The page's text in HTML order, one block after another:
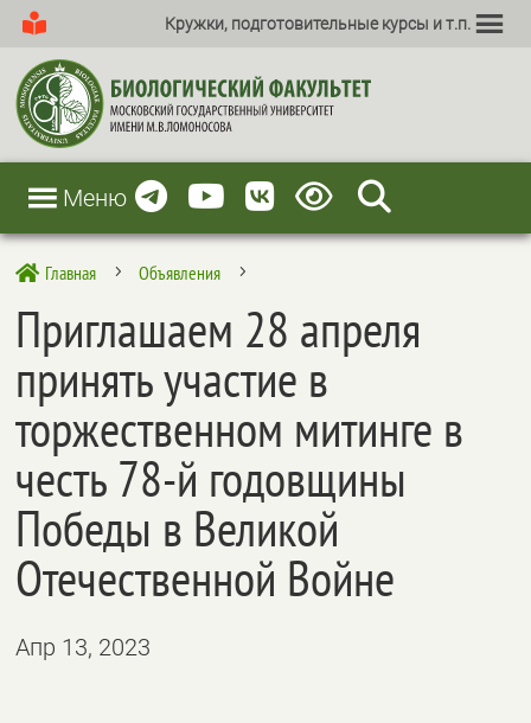
Кружки, подготовительные курсы и т.п.
Меню
 Главная 5 Объявления 5
Приглашаем 28 апреля
принять участие в
торжественном митинге в
честь 78-й годовщины
Победы в Великой
Отечественной Войне
Апр 13, 2023